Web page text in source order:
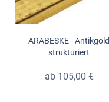
ARABESKE - Antikgold
strukturiert
ab 105,00 €